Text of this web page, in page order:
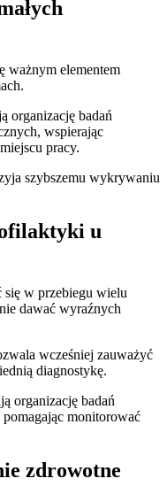
ważnym elementem
organizację badań
wspierając
pracy.
szybszemu wykrywaniu
u
się w przebiegu wielu
dawać wyraźnych
wcześniej zauważyć
diagnostykę.
organizację badań
monitorować
zdrowotne